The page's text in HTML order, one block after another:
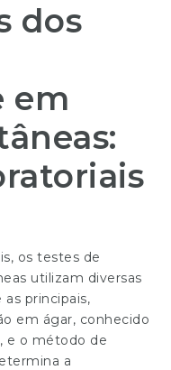
dos
em
os testes de
utilizam diversas
principais,
em ágar, conhecido
e o método de
a